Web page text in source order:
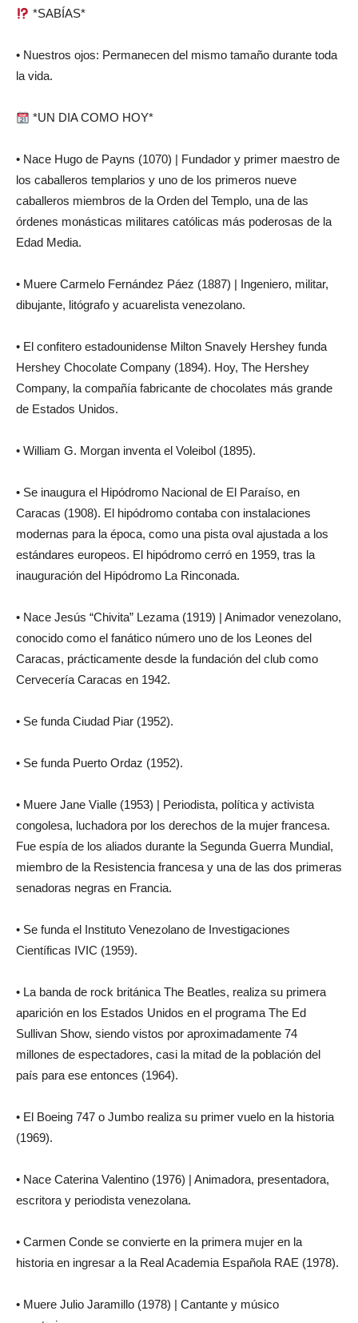
*SABÍAS*
• Nuestros ojos: Permanecen del mismo tamaño durante toda
la vida.
*UN DIA COMO HOY*
• Nace Hugo de Payns (1070) | Fundador y primer maestro de
los caballeros templarios y uno de los primeros nueve
caballeros miembros de la Orden del Templo, una de las
órdenes monásticas militares católicas más poderosas de la
Edad Media.
• Muere Carmelo Fernández Páez (1887) | Ingeniero, militar,
dibujante, litógrafo y acuarelista venezolano.
• El confitero estadounidense Milton Snavely Hershey funda
Hershey Chocolate Company (1894). Hoy, The Hershey
Company, la compañía fabricante de chocolates más grande
de Estados Unidos.
• William G. Morgan inventa el Voleibol (1895).
• Se inaugura el Hipódromo Nacional de El Paraíso, en
Caracas (1908). El hipódromo contaba con instalaciones
modernas para la época, como una pista oval ajustada a los
estándares europeos. El hipódromo cerró en 1959, tras la
inauguración del Hipódromo La Rinconada.
• Nace Jesús “Chivita” Lezama (1919) | Animador venezolano,
conocido como el fanático número uno de los Leones del
Caracas, prácticamente desde la fundación del club como
Cervecería Caracas en 1942.
• Se funda Ciudad Piar (1952).
• Se funda Puerto Ordaz (1952).
• Muere Jane Vialle (1953) | Periodista, política y activista
congolesa, luchadora por los derechos de la mujer francesa.
Fue espía de los aliados durante la Segunda Guerra Mundial,
miembro de la Resistencia francesa y una de las dos primeras
senadoras negras en Francia.
• Se funda el Instituto Venezolano de Investigaciones
Científicas IVIC (1959).
• La banda de rock británica The Beatles, realiza su primera
aparición en los Estados Unidos en el programa The Ed
Sullivan Show, siendo vistos por aproximadamente 74
millones de espectadores, casi la mitad de la población del
país para ese entonces (1964).
• El Boeing 747 o Jumbo realiza su primer vuelo en la historia
(1969).
• Nace Caterina Valentino (1976) | Animadora, presentadora,
escritora y periodista venezolana.
• Carmen Conde se convierte en la primera mujer en la
historia en ingresar a la Real Academia Española RAE (1978).
• Muere Julio Jaramillo (1978) | Cantante y músico